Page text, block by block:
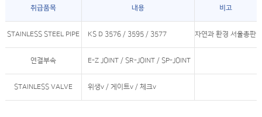
취급품목 내용 비고
STAINLESS STEEL PIPE KS D 3576 / 3595 / 3577 자연과 환경 서울총판
연결부속 E-Z JOINT / SR-JOINT / SP-JOINT
STAINLESS VALVE 위생v / 게이트v / 체크v